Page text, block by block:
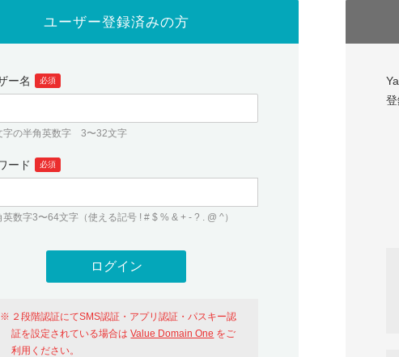
ユーザー登録済みの方
ー名 必須
の半角英数字 3〜32文字
ード 必須
数字3〜64文字（使える記号 ! # $ % & + - ? . @ ^）
２段階認証にてSMS認証・アプリ認証・パスキー認
証を設定されている場合はValue Domain One をご
利用ください。
登